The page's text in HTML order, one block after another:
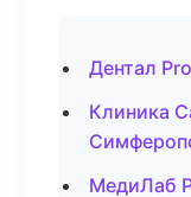
Дентал
Клиника
МедиЛаб